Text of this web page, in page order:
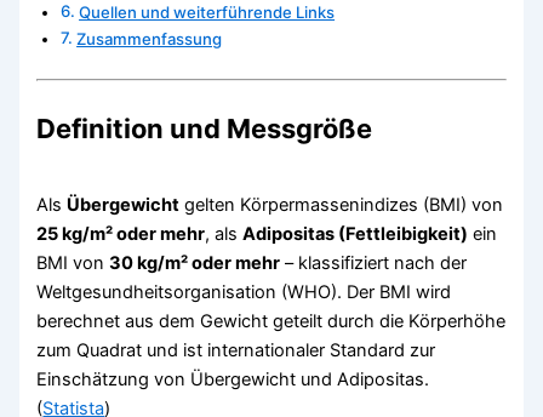
Quellen und weiterführende Links
Zusammenfassung
Definition und Messgröße
Als Übergewicht gelten Körpermassenindizes (BMI) von
25 kg/m² oder mehr, alsAdipositas (Fettleibigkeit) ein
BMI von30 kg/m² oder mehr – klassifiziert nach der
Weltgesundheitsorganisation (WHO). Der BMI wird
berechnet aus dem Gewicht geteilt durch die Körperhöhe
zum Quadrat und ist internationaler Standard zur
Einschätzung von Übergewicht und Adipositas.
(Statista)